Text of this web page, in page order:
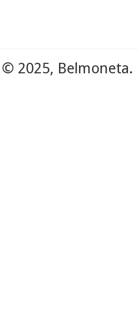
2025, Belmoneta.